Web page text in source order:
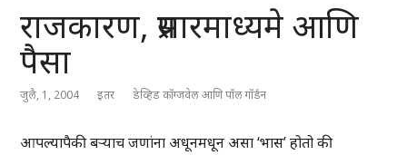
राजकारण, प्रसारमाध्यमे आणि
पैसा
जुलै, 1, 2004 इतर डेव्हिड कॉग्जवेल आणि पॉल गॉर्डन
आपल्यापैकी बऱ्याच जणांना अधूनमधून असा ‘भास’ होतो की